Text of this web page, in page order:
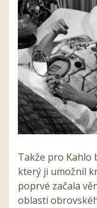
Takže pro Kahlo
který ji umožnil
poprvé začala
oblasti